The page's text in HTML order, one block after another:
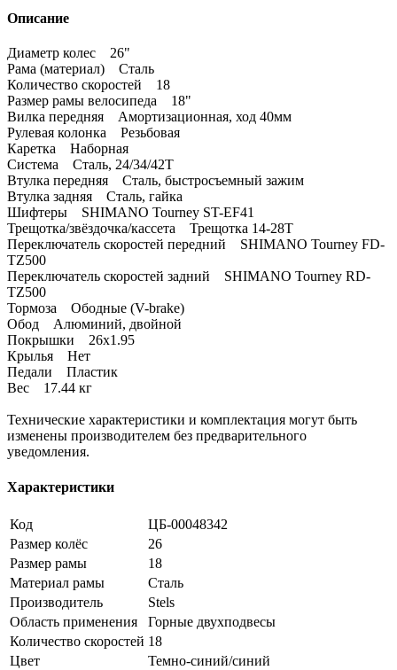
Описание
Диаметр колес 26"
Рама (материал) Сталь
Количество скоростей 18
Размер рамы велосипеда 18"
Вилка передняя Амортизационная, ход 40мм
Рулевая колонка Резьбовая
Каретка Наборная
Система Сталь, 24/34/42Т
Втулка передняя Сталь, быстросъемный зажим
Втулка задняя Сталь, гайка
Шифтеры SHIMANO Tourney ST-EF41
Трещотка/звёздочка/кассета Трещотка 14-28Т
Переключатель скоростей передний SHIMANO Tourney FD-
TZ500
Переключатель скоростей задний SHIMANO Tourney RD-
TZ500
Тормоза Ободные (V-brake)
Обод Алюминий, двойной
Покрышки 26x1.95
Крылья Нет
Педали Пластик
Вес 17.44 кг
Технические характеристики и комплектация могут быть
изменены производителем без предварительного
уведомления.
Характеристики
Код
ЦБ-00048342
Размер колёс
26
Размер рамы
18
Материал рамы
Сталь
Производитель
Stels
Область применения
Горные двухподвесы
Количество скоростей 18
Цвет
Темно-синий/синий